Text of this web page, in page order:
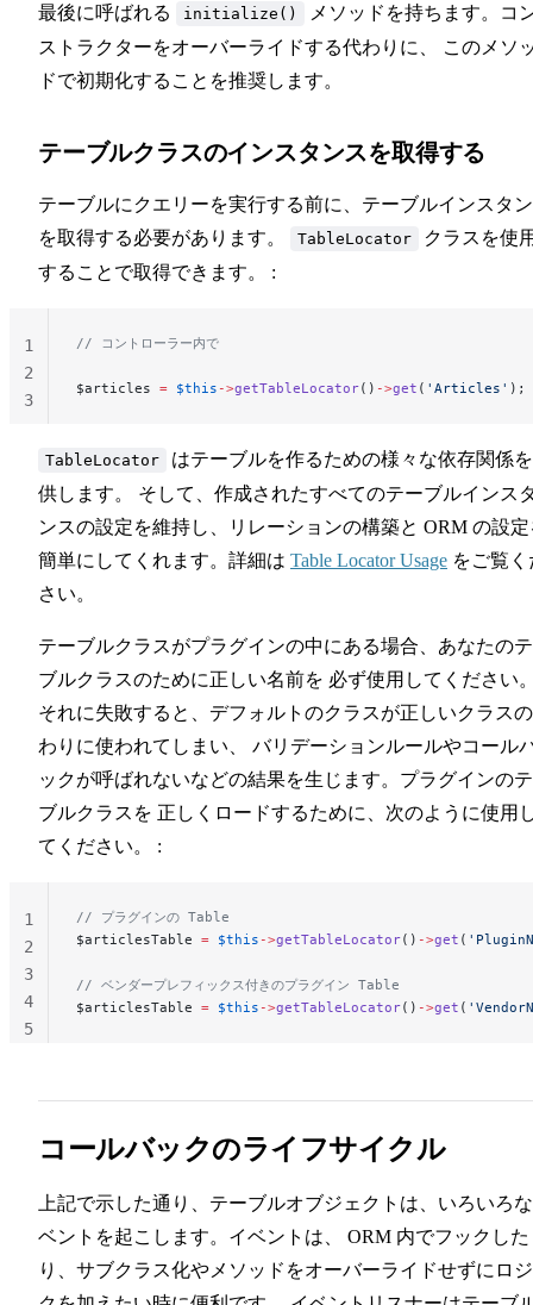
最後に呼ばれる
initialize()
メソッドを持ちます。コ
ストラクターをオーバーライドする代わりに、 このメソ
ドで初期化することを推奨します。
テーブルクラスのインスタンスを取得する
テーブルにクエリーを実行する前に、テーブルインスタ
を取得する必要があります。
TableLocator
クラスを使
することで取得できます。 :
// コントローラー内で
$articles = $this ->getTableLocator() ->get ( 'Articles' );
1
2
3
TableLocator
はテーブルを作るための様々な依存関係
供します。 そして、作成されたすべてのテーブルインス
ンスの設定を維持し、リレーションの構築と ORM の設定
簡単にしてくれます。詳細は Table Locator Usage をご覧く
さい。
テーブルクラスがプラグインの中にある場合、あなたの
ブルクラスのために正しい名前を 必ず使用してください
それに失敗すると、デフォルトのクラスが正しいクラス
わりに使われてしまい、 バリデーションルールやコール
ックが呼ばれないなどの結果を生じます。プラグインの
ブルクラスを 正しくロードするために、次のように使用
てください。 :
// プラグインの Table
$articlesTable = $this ->getTableLocator() ->get (
// ベンダープレフィックス付きのプラグイン Table
$articlesTable = $this ->getTableLocator() ->get (
1
2
3
4
5
コールバックのライフサイクル
上記で示した通り、テーブルオブジェクトは、いろいろ
ベントを起こします。イベントは、 ORM 内でフックした
り、サブクラス化やメソッドをオーバーライドせずにロ